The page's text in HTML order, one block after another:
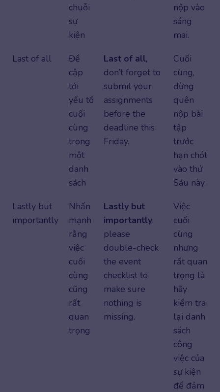
chuỗi
sự
kiện
nộp vào
sáng
mai.
Last of all
Đề
cập
tới
yếu tố
cuối
cùng
trong
một
danh
sách
Last of all,
don’t forget to
submit your
assignments
before the
deadline this
Friday.
Cuối
cùng,
đừng
quên
nộp bài
tập
trước
hạn chót
vào thứ
Sáu này.
Lastly but
importantly
Nhấn
mạnh
rằng
việc
cuối
cùng
cũng
rất
quan
trọng
Lastly but
importantly,
please
double-check
the event
checklist to
make sure
nothing is
missing.
Việc
cuối
cùng
nhưng
rất quan
trọng là
hãy
kiểm tra
lại danh
sách
công
việc của
sự kiện
để đảm